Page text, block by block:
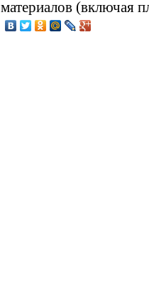
материалов (включая